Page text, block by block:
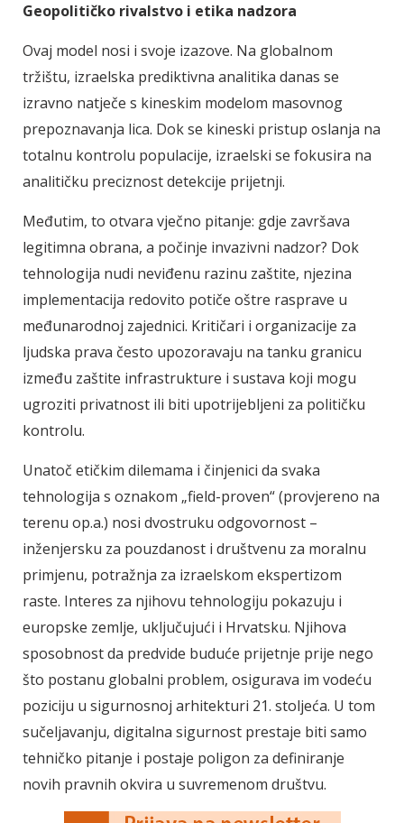
Geopolitičko rivalstvo i etika nadzora
Ovaj model nosi i svoje izazove. Na globalnom
tržištu, izraelska prediktivna analitika danas se
izravno natječe s kineskim modelom masovnog
prepoznavanja lica. Dok se kineski pristup oslanja na
totalnu kontrolu populacije, izraelski se fokusira na
analitičku preciznost detekcije prijetnji.
Međutim, to otvara vječno pitanje: gdje završava
legitimna obrana, a počinje invazivni nadzor? Dok
tehnologija nudi neviđenu razinu zaštite, njezina
implementacija redovito potiče oštre rasprave u
međunarodnoj zajednici. Kritičari i organizacije za
ljudska prava često upozoravaju na tanku granicu
između zaštite infrastrukture i sustava koji mogu
ugroziti privatnost ili biti upotrijebljeni za političku
kontrolu.
Unatoč etičkim dilemama i činjenici da svaka
tehnologija s oznakom „field-proven“ (provjereno na
terenu op.a.) nosi dvostruku odgovornost –
inženjersku za pouzdanost i društvenu za moralnu
primjenu, potražnja za izraelskom ekspertizom
raste. Interes za njihovu tehnologiju pokazuju i
europske zemlje, uključujući i Hrvatsku. Njihova
sposobnost da predvide buduće prijetnje prije nego
što postanu globalni problem, osigurava im vodeću
poziciju u sigurnosnoj arhitekturi 21. stoljeća. U tom
sučeljavanju, digitalna sigurnost prestaje biti samo
tehničko pitanje i postaje poligon za definiranje
novih pravnih okvira u suvremenom društvu.